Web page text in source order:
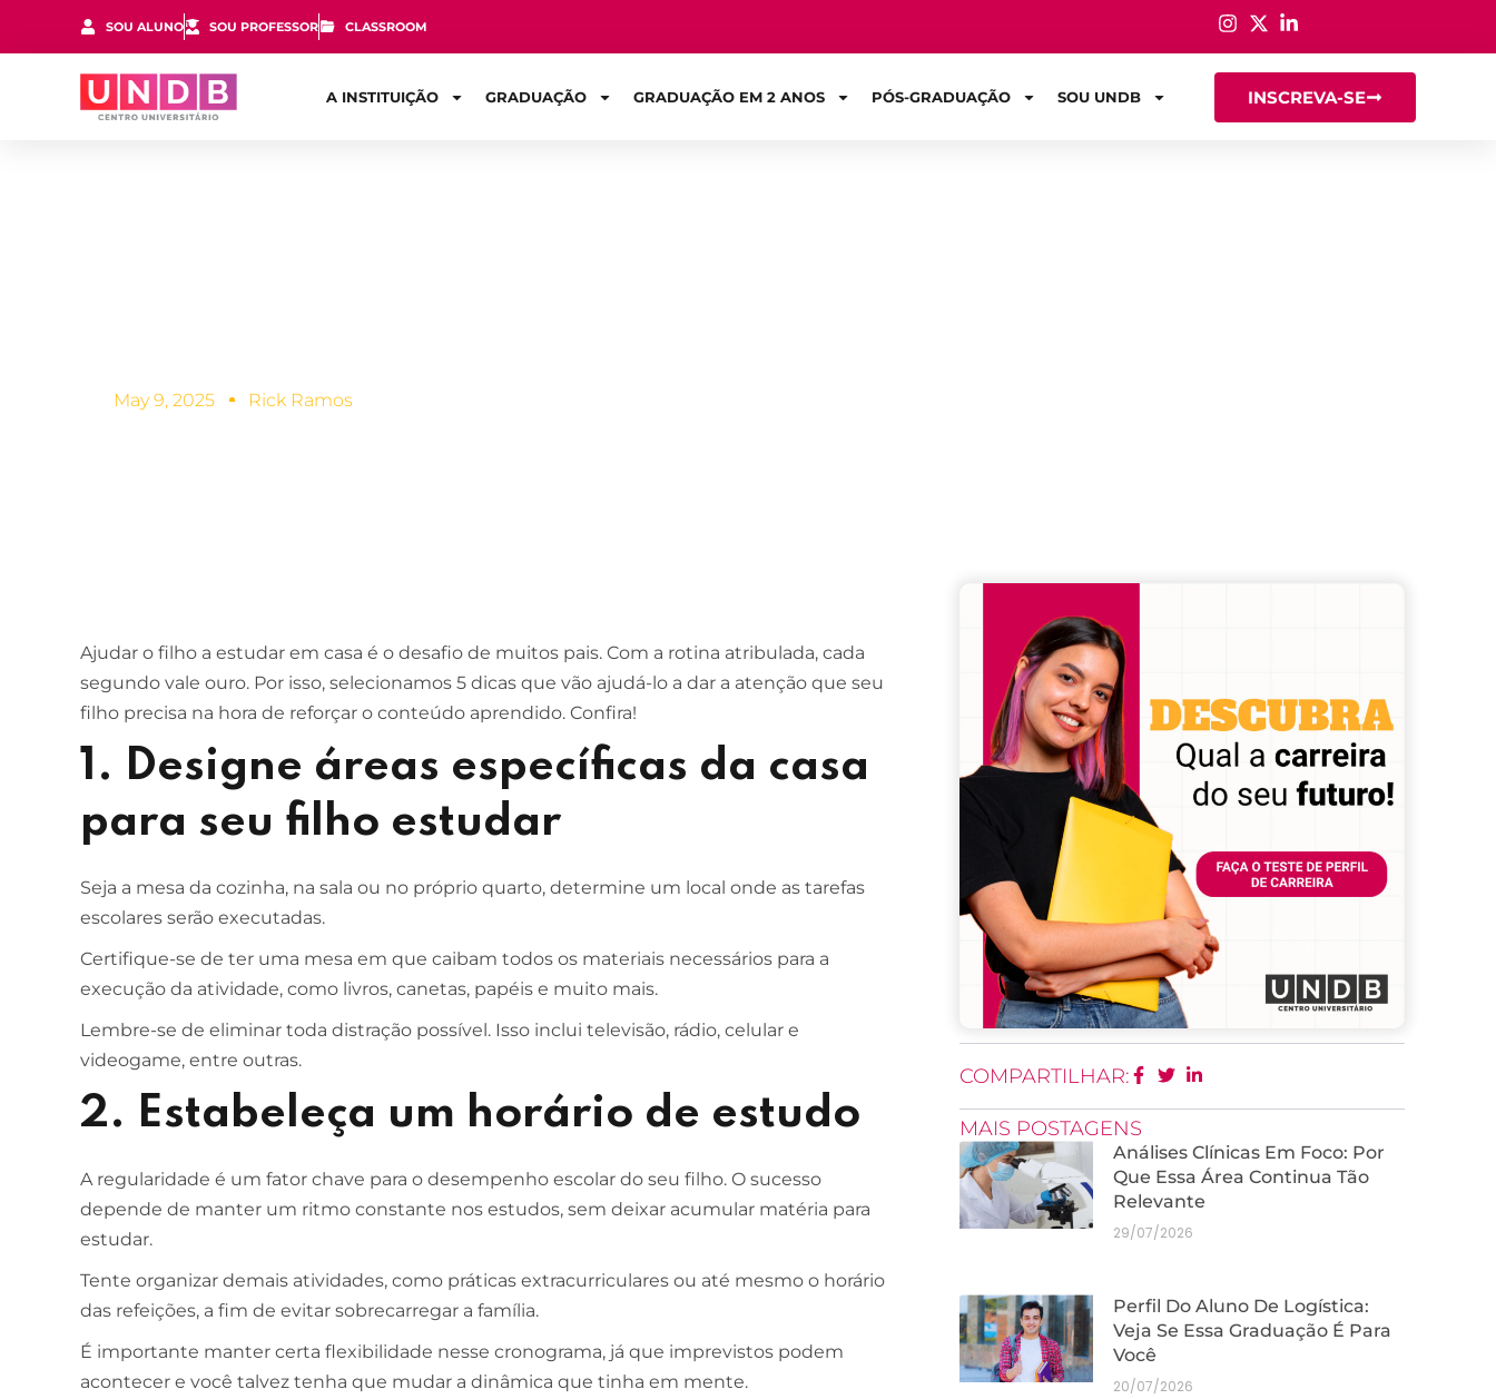
SOU ALUNO SOU PROFESSOR CLASSROOM
A INSTITUIÇÃO GRADUAÇÃO GRADUAÇÃO EM 2 ANOS PÓS-GRADUAÇÃO SOU UNDB INSCREVA-SE
May 9, 2025 Rick Ramos
Ajudar o filho a estudar em casa é o desafio de muitos pais. Com a rotina atribulada, cada
segundo vale ouro. Por isso, selecionamos 5 dicas que vão ajudá-lo a dar a atenção que seu
filho precisa na hora de reforçar o conteúdo aprendido. Confira!
1. Designe áreas específicas da casa
para seu filho estudar
Seja a mesa da cozinha, na sala ou no próprio quarto, determine um local onde as tarefas
escolares serão executadas.
Certifique-se de ter uma mesa em que caibam todos os materiais necessários para a
execução da atividade, como livros, canetas, papéis e muito mais.
Lembre-se de eliminar toda distração possível. Isso inclui televisão, rádio, celular e
videogame, entre outras.
2. Estabeleça um horário de estudo
A regularidade é um fator chave para o desempenho escolar do seu filho. O sucesso
depende de manter um ritmo constante nos estudos, sem deixar acumular matéria para
estudar.
Tente organizar demais atividades, como práticas extracurriculares ou até mesmo o horário
das refeições, a fim de evitar sobrecarregar a família.
É importante manter certa flexibilidade nesse cronograma, já que imprevistos podem
acontecer e você talvez tenha que mudar a dinâmica que tinha em mente.
COMPARTILHAR:
MAIS POSTAGENS
Análises Clínicas Em Foco: Por
Que Essa Área Continua Tão
Relevante
29/07/2026
Perfil Do Aluno De Logística:
Veja Se Essa Graduação É Para
Você
20/07/2026